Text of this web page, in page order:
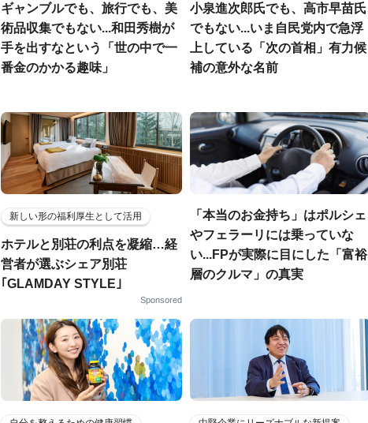
ギャンブルでも、旅行でも、美
術品収集でもない...和田秀樹が
手を出すなという「世の中で一
番金のかかる趣味」
小泉進次郎氏でも、高市早苗氏
でもない...いま自民党内で急浮
上している「次の首相」有力候
補の意外な名前
新しい形の福利厚生として活用
ホテルと別荘の利点を凝縮…経
営者が選ぶシェア別荘
｢GLAMDAY STYLE｣
Sponsored
「本当のお金持ち」はポルシェ
やフェラーリには乗っていな
い...FPが実際に目にした「富裕
層のクルマ」の真実